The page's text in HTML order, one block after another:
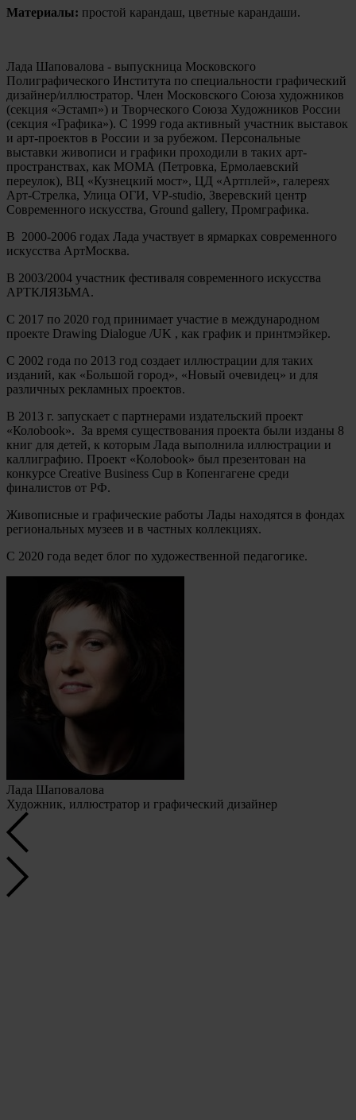
Материалы: простой карандаш, цветные карандаши.
Лада Шаповалова - выпускница Московского
Полиграфического Института по специальности графический
дизайнер/иллюстратор. Член Московского Союза художников
(секция «Эстамп») и Творческого Союза Художников России
(секция «Графика»). С 1999 года активный участник выставок
и арт-проектов в России и за рубежом. Персональные
выставки живописи и графики проходили в таких арт-
пространствах, как МОМА (Петровка, Ермолаевский
переулок), ВЦ «Кузнецкий мост», ЦД «Артплей», галереях
Арт-Стрелка, Улица ОГИ, VP-studio, Зверевский центр
Современного искусства, Ground gallery, Промграфика.
В 2000-2006 годах Лада участвует в ярмарках современного
искусства АртМосква.
В 2003/2004 участник фестиваля современного искусства
АРТКЛЯЗЬМА.
С 2017 по 2020 год принимает участие в международном
проекте Drawing Dialogue /UK , как график и принтмэйкер.
С 2002 года по 2013 год создает иллюстрации для таких
изданий, как «Большой город», «Новый очевидец» и для
различных рекламных проектов.
В 2013 г. запускает с партнерами издательский проект
«Колоbook». За время существования проекта были изданы 8
книг для детей, к которым Лада выполнила иллюстрации и
каллиграфию. Проект «Колоbook» был презентован на
конкурсе Creative Business Cup в Копенгагене среди
финалистов от РФ.
Живописные и графические работы Лады находятся в фондах
региональных музеев и в частных коллекциях.
С 2020 года ведет блог по художественной педагогике.
Лада Шаповалова
Художник, иллюстратор и графический дизайнер